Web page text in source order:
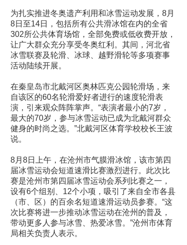
为扎实推进冬奥遗产利用和冰雪运动发展，8月
8日至14日，包括所有公共滑冰馆在内的全省
302所公共体育场馆，全部免费或低收费开放，
让广大群众充分享受冬奥红利。其间，河北省
冰雪联赛及轮滑、冰球、越野滑轮等多项赛事
活动陆续开展。
在秦皇岛市北戴河区奥林匹克公园轮滑场，来
自该区的60名轮滑爱好者进行的速度轮滑表
演，引来观众阵阵掌声。“表演者最小的7岁，
最大的70岁，参与冰雪运动已成为北戴河群众
健身的时尚之选。”北戴河区体育学校校长王波
说。
8月8日上午，在沧州市气膜滑冰馆，该市第四
届冰雪运动会短道速滑比赛激烈进行。此次比
赛是沧州市第四届冰雪运动会系列比赛之一，
设有6个组别、12个小项，吸引了来自全市各县
（市、区）的百余名短道速滑运动员参赛。“这
次比赛将进一步推动冰雪运动在沧州的普及，
带动更多人参与冰雪、热爱冰雪。”沧州市体育
局相关负责人表示。